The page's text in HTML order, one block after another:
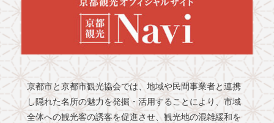
京都市と京都市観光協会では、地域や民間事業者と連携
し隠れた名所の魅力を発掘・活用することにより、市域
全体への観光客の誘客を促進させ、観光地の混雑緩和を